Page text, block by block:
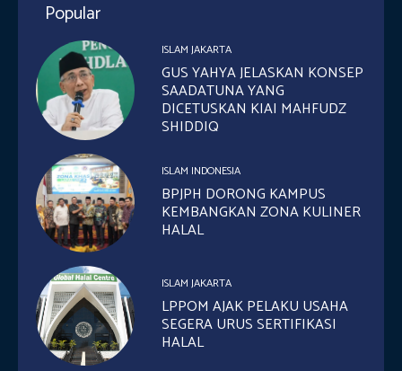
Popular
ISLAM JAKARTA
GUS YAHYA JELASKAN KONSEP
SAADATUNA YANG
DICETUSKAN KIAI MAHFUDZ
SHIDDIQ
ISLAM INDONESIA
BPJPH DORONG KAMPUS
KEMBANGKAN ZONA KULINER
HALAL
ISLAM JAKARTA
LPPOM AJAK PELAKU USAHA
SEGERA URUS SERTIFIKASI
HALAL